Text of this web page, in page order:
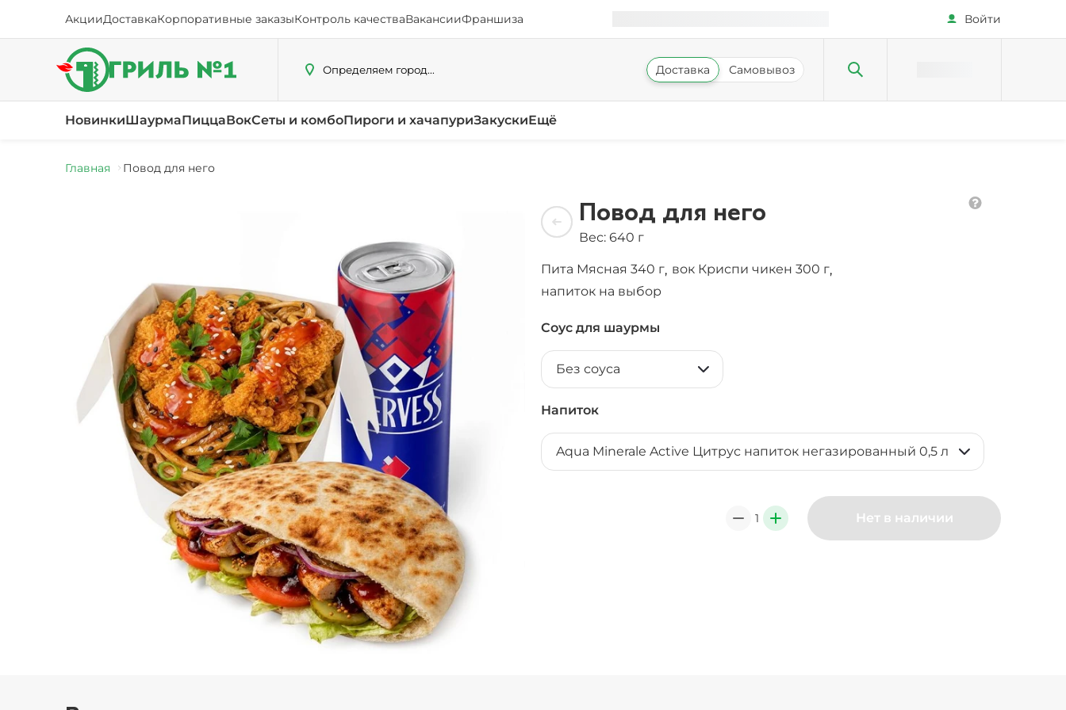
АкцииДоставкаКорпоративные заказыКонтроль качестваВакансииФраншиза Войти
Определяем город... Доставка Самовывоз
НовинкиШаурмаПиццаВокСеты и комбоПироги и хачапуриЗакускиЕщё
Главная Повод для него
Повод для него
Вес: 640 г
Пита Мясная 340 г, вок Криспи чикен 300 г,
напиток на выбор
Соус для шаурмы
Без соуса
Напиток
Aqua Minerale Active Цитрус напиток негазированный 0,5 л
1 + Нет в наличии